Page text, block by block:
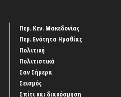
Περ. Κεν. Μακεδονίας
Περ. Ενότητα Ημαθίας
Πολιτική
Πολιτιστικά
Σαν Σήμερα
Σεισμός
Σπίτι και διακόσμηση